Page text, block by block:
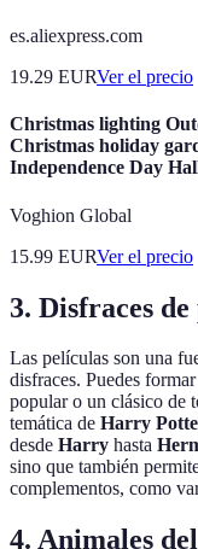
es.aliexpress.com
19.29 EURVer el precio
Christmas lighting
Christmas holiday
Independence Day
Voghion Global
15.99 EURVer el precio
3. Disfraces
Las películas son una
disfraces. Puedes
popular o un clásico de
temática de Harry
desde Harry hasta
sino que también
complementos, como
4. Animales